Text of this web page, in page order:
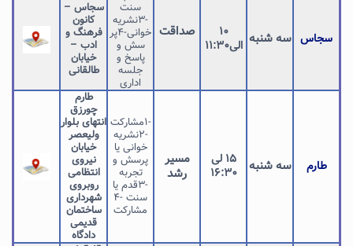
سجاس سه شنبه
۱۰
الی11:۳۰
صداقت
سنت
-3نشریه
خوانی-4پر
سش و
پاسخ و
جلسه
اداری
سجاس –
کانون
فرهنگ و
ادب –
خیابان
طالقانی
طارم سه شنبه
۱۵ لی
۱۶:۳۰
مسیر
رشد
-1مشارکت
-2نشریه
خوانی یا
پرسش و
تجربه
-3قدم یا
سنت -۴
مشارکت
طارم
چورزق
انتهای بلوار
ولیعصر
خیابان
نیروی
انتظامی
روبروی
شهرداری
ساختمان
قدیمی
دادگاه